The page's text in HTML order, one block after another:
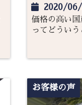
2020/06/
価格の高い
ってどういう
お客様の声